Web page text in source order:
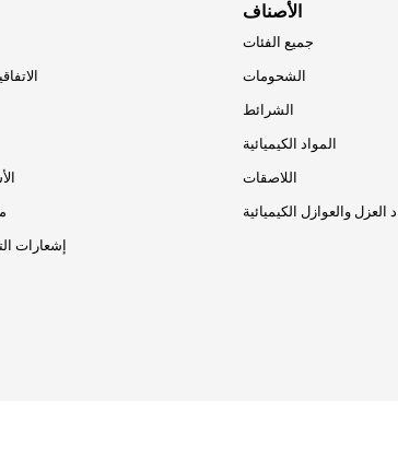
إشعارات
الأصناف
جميع الفئات
الشحومات
الشرائط
المواد الكيميائية
اللاصقات
العزل والعوازل الكيميائية